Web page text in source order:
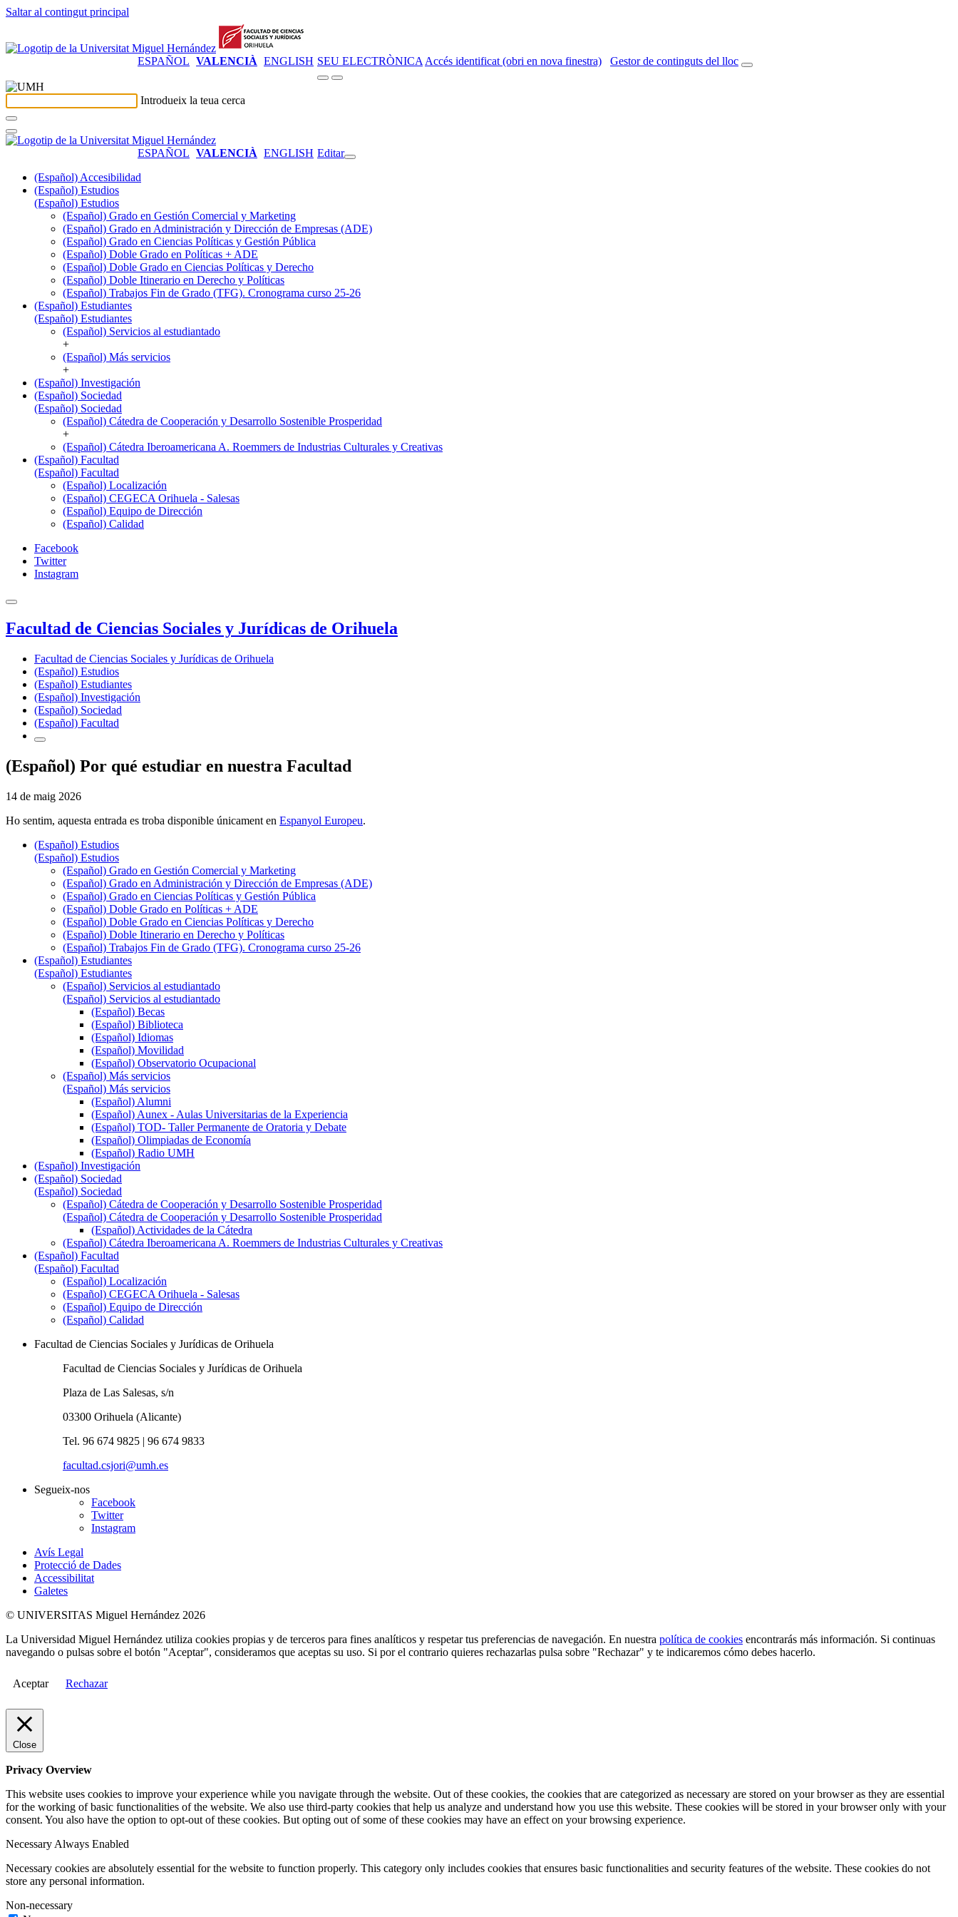
Saltar al contingut principal
ESPAÑOL VALENCIÀ ENGLISH SEU ELECTRÒNICA Accés identificat (obri en nova finestra) Gestor de continguts del lloc
Introdueix la teua cerca
ESPAÑOL VALENCIÀ ENGLISH Editar
(Español) Accesibilidad
(Español) Estudios
(Español) Estudios
(Español) Grado en Gestión Comercial y Marketing
(Español) Grado en Administración y Dirección de Empresas (ADE)
(Español) Grado en Ciencias Políticas y Gestión Pública
(Español) Doble Grado en Políticas + ADE
(Español) Doble Grado en Ciencias Políticas y Derecho
(Español) Doble Itinerario en Derecho y Políticas
(Español) Trabajos Fin de Grado (TFG). Cronograma curso 25-26
(Español) Estudiantes
(Español) Estudiantes
(Español) Servicios al estudiantado
+
(Español) Más servicios
+
(Español) Investigación
(Español) Sociedad
(Español) Sociedad
(Español) Cátedra de Cooperación y Desarrollo Sostenible Prosperidad
+
(Español) Cátedra Iberoamericana A. Roemmers de Industrias Culturales y Creativas
(Español) Facultad
(Español) Facultad
(Español) Localización
(Español) CEGECA Orihuela - Salesas
(Español) Equipo de Dirección
(Español) Calidad
Facebook
Twitter
Instagram
Facultad de Ciencias Sociales y Jurídicas de Orihuela
Facultad de Ciencias Sociales y Jurídicas de Orihuela
(Español) Estudios
(Español) Estudiantes
(Español) Investigación
(Español) Sociedad
(Español) Facultad
(Español) Por qué estudiar en nuestra Facultad
14 de maig 2026
Ho sentim, aquesta entrada es troba disponible únicament en Espanyol Europeu.
(Español) Estudios
(Español) Estudios
(Español) Grado en Gestión Comercial y Marketing
(Español) Grado en Administración y Dirección de Empresas (ADE)
(Español) Grado en Ciencias Políticas y Gestión Pública
(Español) Doble Grado en Políticas + ADE
(Español) Doble Grado en Ciencias Políticas y Derecho
(Español) Doble Itinerario en Derecho y Políticas
(Español) Trabajos Fin de Grado (TFG). Cronograma curso 25-26
(Español) Estudiantes
(Español) Estudiantes
(Español) Servicios al estudiantado
(Español) Servicios al estudiantado
(Español) Becas
(Español) Biblioteca
(Español) Idiomas
(Español) Movilidad
(Español) Observatorio Ocupacional
(Español) Más servicios
(Español) Más servicios
(Español) Alumni
(Español) Aunex - Aulas Universitarias de la Experiencia
(Español) TOD- Taller Permanente de Oratoria y Debate
(Español) Olimpiadas de Economía
(Español) Radio UMH
(Español) Investigación
(Español) Sociedad
(Español) Sociedad
(Español) Cátedra de Cooperación y Desarrollo Sostenible Prosperidad
(Español) Cátedra de Cooperación y Desarrollo Sostenible Prosperidad
(Español) Actividades de la Cátedra
(Español) Cátedra Iberoamericana A. Roemmers de Industrias Culturales y Creativas
(Español) Facultad
(Español) Facultad
(Español) Localización
(Español) CEGECA Orihuela - Salesas
(Español) Equipo de Dirección
(Español) Calidad
Facultad de Ciencias Sociales y Jurídicas de Orihuela
Facultad de Ciencias Sociales y Jurídicas de Orihuela
Plaza de Las Salesas, s/n
03300 Orihuela (Alicante)
Tel. 96 674 9825 | 96 674 9833
facultad.csjori@umh.es
Segueix-nos
Facebook
Twitter
Instagram
Avís Legal
Protecció de Dades
Accessibilitat
Galetes
© UNIVERSITAS Miguel Hernández 2026
La Universidad Miguel Hernández utiliza cookies propias y de terceros para fines analíticos y respetar tus preferencias de navegación. En nuestra política de cookies encontrarás más información. Si continuas
navegando o pulsas sobre el botón "Aceptar", consideramos que aceptas su uso. Si por el contrario quieres rechazarlas pulsa sobre "Rechazar" y te indicaremos cómo debes hacerlo.
Aceptar Rechazar
Close
Privacy Overview
This website uses cookies to improve your experience while you navigate through the website. Out of these cookies, the cookies that are categorized as necessary are stored on your browser as they are essential
for the working of basic functionalities of the website. We also use third-party cookies that help us analyze and understand how you use this website. These cookies will be stored in your browser only with your
consent. You also have the option to opt-out of these cookies. But opting out of some of these cookies may have an effect on your browsing experience.
Necessary Always Enabled
Necessary cookies are absolutely essential for the website to function properly. This category only includes cookies that ensures basic functionalities and security features of the website. These cookies do not
store any personal information.
Non-necessary